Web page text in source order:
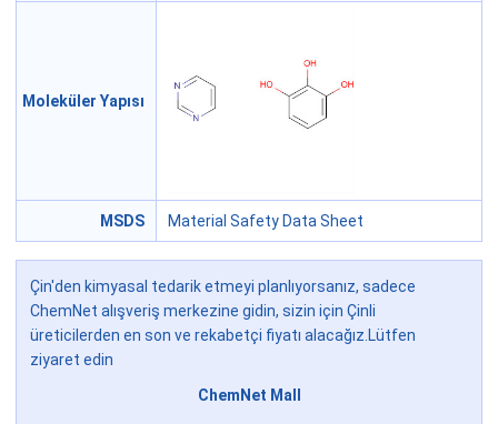
Moleküler Yapısı
MSDS Material Safety Data Sheet
Çin'den kimyasal tedarik etmeyi planlıyorsanız, sadece
ChemNet alışveriş merkezine gidin, sizin için Çinli
üreticilerden en son ve rekabetçi fiyatı alacağız.Lütfen
ziyaret edin
ChemNet Mall